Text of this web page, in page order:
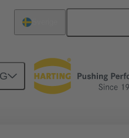
till dotterkort 09 04